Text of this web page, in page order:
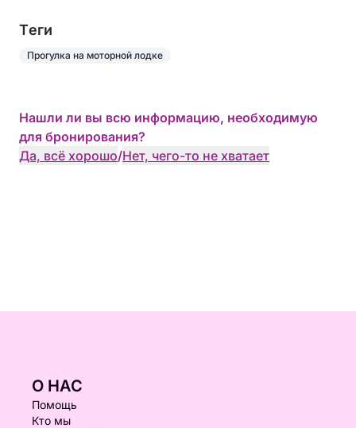
Tеги
Прогулка на моторной лодке
Нашли ли вы всю информацию, необходимую
для бронирования?
Да, всё хорошо/Нет, чего-то не хватает
О НАС
Помощь
Кто мы